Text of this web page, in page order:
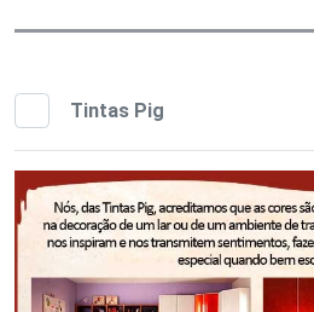
Tintas Pig